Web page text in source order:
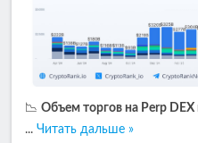
📉 Объем торгов на Perp
... Читать дальше »